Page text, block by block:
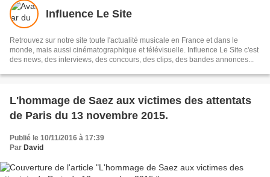
Influence Le Site
Retrouvez sur notre site toute l'actualité musicale en France et dans le
monde, mais aussi cinématographique et télévisuelle. Influence Le Site c'est
des news, des interviews, des concours, des clips, des bandes annonces...
L'hommage de Saez aux victimes des attentats
de Paris du 13 novembre 2015.
Publié le 10/11/2016 à 17:39
Par David